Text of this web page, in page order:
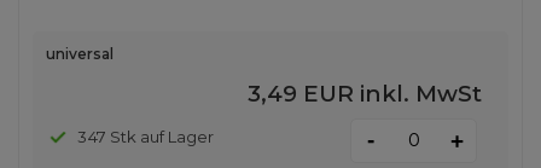
universal
3,49 EUR inkl. MwSt
347 Stk auf Lager - +